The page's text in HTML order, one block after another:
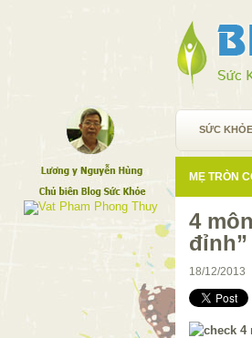
SỨC KHỎE
MẸ TRÒN
4
đỉnh”
18/12/2013